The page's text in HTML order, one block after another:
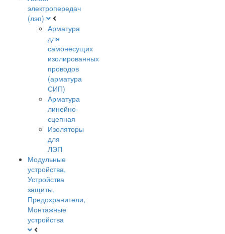
электропередач
(лэп)
Арматура
для
самонесущих
изолированных
проводов
(арматура
СИП)
Арматура
линейно-
сцепная
Изоляторы
для
ЛЭП
Модульные
устройства,
Устройства
защиты,
Предохранители,
Монтажные
устройства